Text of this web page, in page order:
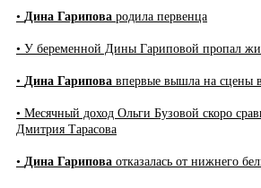
• Дина Гарипова родила первенца
• У беременной Дины Гариповой пропал
• Дина Гарипова впервые вышла на сцены
• Месячный доход Ольги Бузовой скоро
Дмитрия Тарасова
• Дина Гарипова отказалась от нижнего